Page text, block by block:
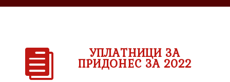
 УПЛАТНИЦИ ЗА
ПРИДОНЕС ЗА 2022